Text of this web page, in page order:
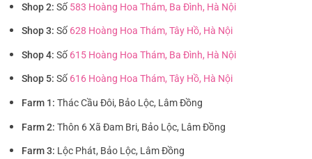
Shop 2: Số 583 Hoàng Hoa Thám, Ba Đình, Hà Nội
Shop 3: Số 628 Hoàng Hoa Thám, Tây Hồ, Hà Nội
Shop 4: Số 615 Hoàng Hoa Thám, Ba Đình, Hà Nội
Shop 5: Số 616 Hoàng Hoa Thám, Tây Hồ, Hà Nội
Farm 1: Thác Cầu Đôi, Bảo Lộc, Lâm Đồng
Farm 2: Thôn 6 Xã Đam Bri, Bảo Lộc, Lâm Đồng
Farm 3: Lộc Phát, Bảo Lộc, Lâm Đồng